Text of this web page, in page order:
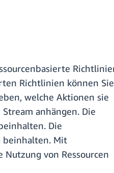
Richtlinien können Sie
welche Aktionen sie
anhängen. Die
Die
beinhalten. Mit
von Ressourcen